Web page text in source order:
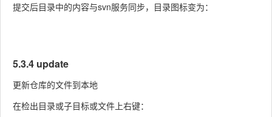
提交后目录中的内容与svn服务同步，目录图标变为：
5.3.4 update
更新仓库的文件到本地
在检出目录或子目标或文件上右键：